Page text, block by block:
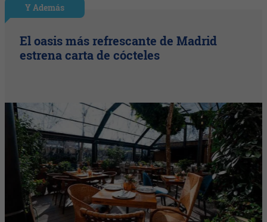
Y Además
El oasis más refrescante de Madrid
estrena carta de cócteles